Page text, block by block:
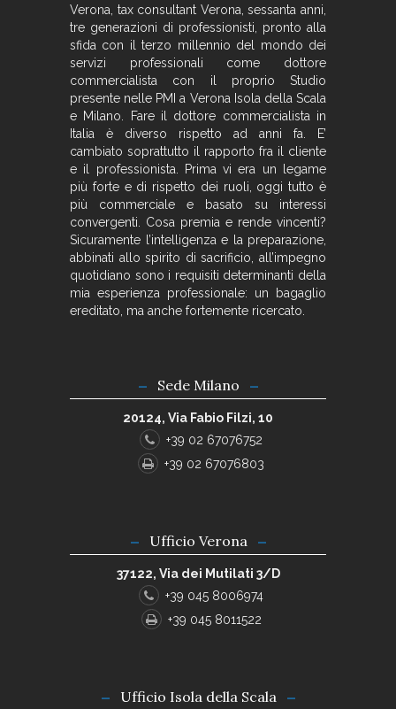
Verona, tax consultant Verona, sessanta anni,
tre generazioni di professionisti, pronto alla
sfida con il terzo millennio del mondo dei
servizi professionali come dottore
commercialista con il proprio Studio
presente nelle PMI a Verona Isola della Scala
e Milano. Fare il dottore commercialista in
Italia è diverso rispetto ad anni fa. E’
cambiato soprattutto il rapporto fra il cliente
e il professionista. Prima vi era un legame
più forte e di rispetto dei ruoli, oggi tutto è
più commerciale e basato su interessi
convergenti. Cosa premia e rende vincenti?
Sicuramente l’intelligenza e la preparazione,
abbinati allo spirito di sacrificio, all’impegno
quotidiano sono i requisiti determinanti della
mia esperienza professionale: un bagaglio
ereditato, ma anche fortemente ricercato.
Sede Milano
20124, Via Fabio Filzi, 10
+39 02 67076752
+39 02 67076803
Ufficio Verona
37122, Via dei Mutilati 3/D
+39 045 8006974
+39 045 8011522
Ufficio Isola della Scala